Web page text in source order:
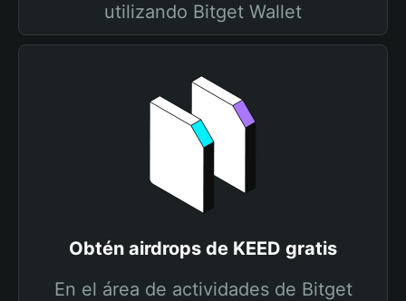
utilizando Bitget Wallet
Obtén airdrops de KEED gratis
En el área de actividades de Bitget